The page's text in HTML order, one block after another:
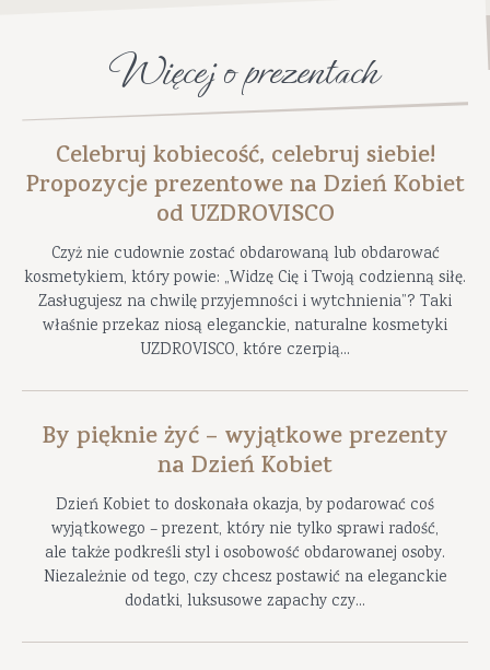
Więcej o prezentach
Celebruj kobiecość, celebruj siebie!
Propozycje prezentowe na Dzień Kobiet
od UZDROVISCO
Czyż nie cudownie zostać obdarowaną lub obdarować
kosmetykiem, który powie: „Widzę Cię i Twoją codzienną siłę.
Zasługujesz na chwilę przyjemności i wytchnienia”? Taki
właśnie przekaz niosą eleganckie, naturalne kosmetyki
UZDROVISCO, które czerpią...
By pięknie żyć – wyjątkowe prezenty
na Dzień Kobiet
Dzień Kobiet to doskonała okazja, by podarować coś
wyjątkowego – prezent, który nie tylko sprawi radość,
ale także podkreśli styl i osobowość obdarowanej osoby.
Niezależnie od tego, czy chcesz postawić na eleganckie
dodatki, luksusowe zapachy czy...